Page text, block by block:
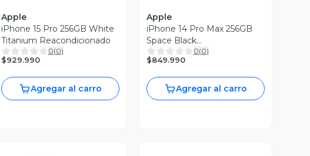
Apple
iPhone 15 Pro 256GB White
Titanium Reacondicionado
0(0)
$929.990
Agregar al carro
Apple
iPhone 14 Pro Max 256GB
Space Black
Reacondicionado
0(0)
$849.990
Agregar al carro